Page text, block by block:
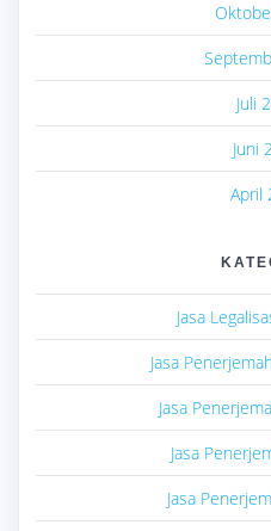
Juli
Juni
April
Jasa
Jasa
Jasa
Jasa
Jasa